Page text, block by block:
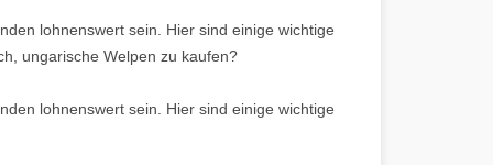
lohnenswert sein. Hier sind einige wichtige
ungarische Welpen zu kaufen?
lohnenswert sein. Hier sind einige wichtige